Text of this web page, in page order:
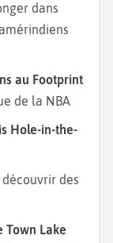
dans
au Footprint
de la NBA
Hole-in-the-
des
Town Lake